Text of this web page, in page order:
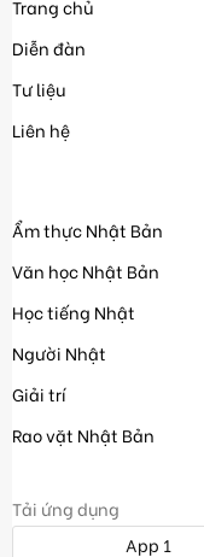
Trang chủ
Diễn đàn
Tư liệu
Liên hệ
Ẩm thực Nhật Bản
Văn học Nhật Bản
Học tiếng Nhật
Người Nhật
Giải trí
Rao vặt Nhật Bản
Tải ứng dụng
App 1